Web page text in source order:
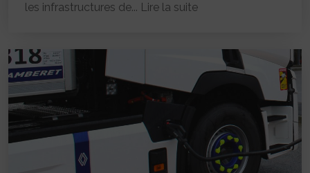
les infrastructures de... Lire la suite